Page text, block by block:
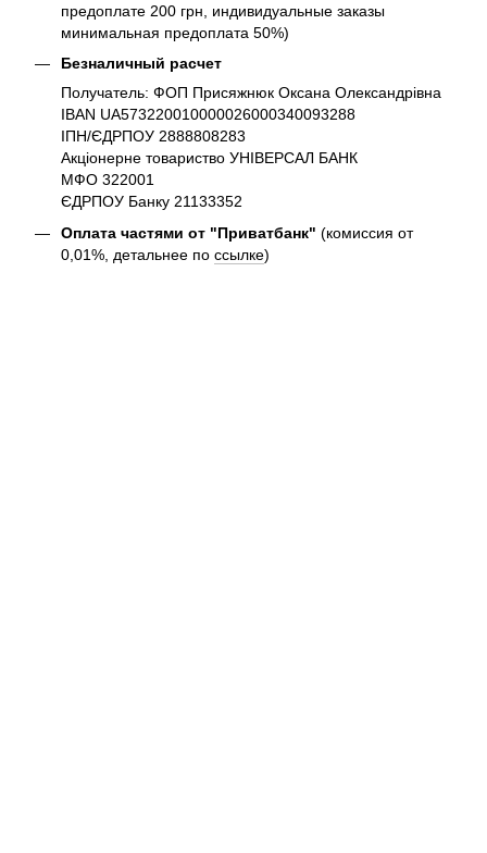
предоплате 200 грн, индивидуальные заказы
минимальная предоплата 50%)
Безналичный расчет
Получатель: ФОП Присяжнюк Оксана Олександрівна
IBAN UA573220010000026000340093288
ІПН/ЄДРПОУ 2888808283
Акціонерне товариство УНІВЕРСАЛ БАНК
МФО 322001
ЄДРПОУ Банку 21133352
Оплата частями от "Приватбанк" (комиссия от
0,01%, детальнее по ссылке)